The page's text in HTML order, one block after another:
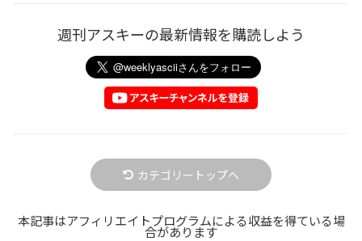
週刊アスキーの最新情報を購読しよう
カテゴリートップへ
本記事はアフィリエイトプログラムによる収益を得ている場
合があります